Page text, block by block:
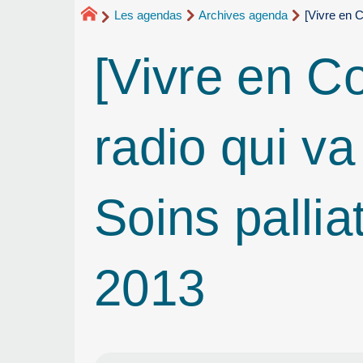
Les agendas Archives agenda [Vivre en
[Vivre en
radio qui
Soins
2013